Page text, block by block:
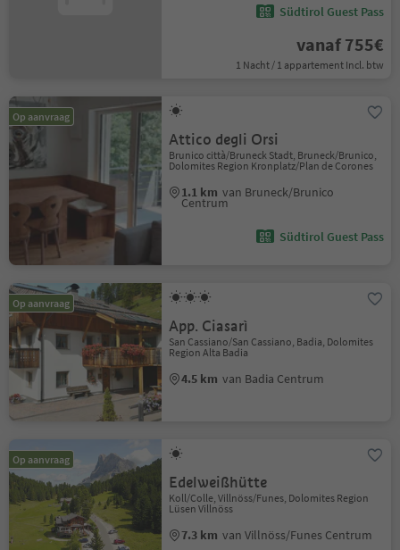
Südtirol Guest Pass
vanaf 755€
1 Nacht / 1 appartement Incl. btw
Op aanvraag
Attico degli Orsi
Brunico città/Bruneck Stadt, Bruneck/Brunico,
Dolomites Region Kronplatz/Plan de Corones
1.1 km van Bruneck/Brunico
Centrum
Südtirol Guest Pass
Op aanvraag
App. Ciasarì
San Cassiano/San Cassiano, Badia, Dolomites
Region Alta Badia
4.5 km van Badia Centrum
Op aanvraag
Edelweißhütte
Koll/Colle, Villnöss/Funes, Dolomites Region
Lüsen Villnöss
7.3 km van Villnöss/Funes Centrum